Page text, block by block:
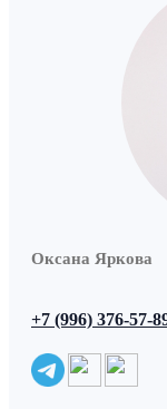
Оксана Яркова
+7 (996) 376-57-